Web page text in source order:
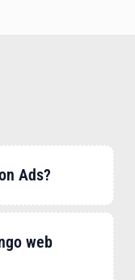
Ads?
web